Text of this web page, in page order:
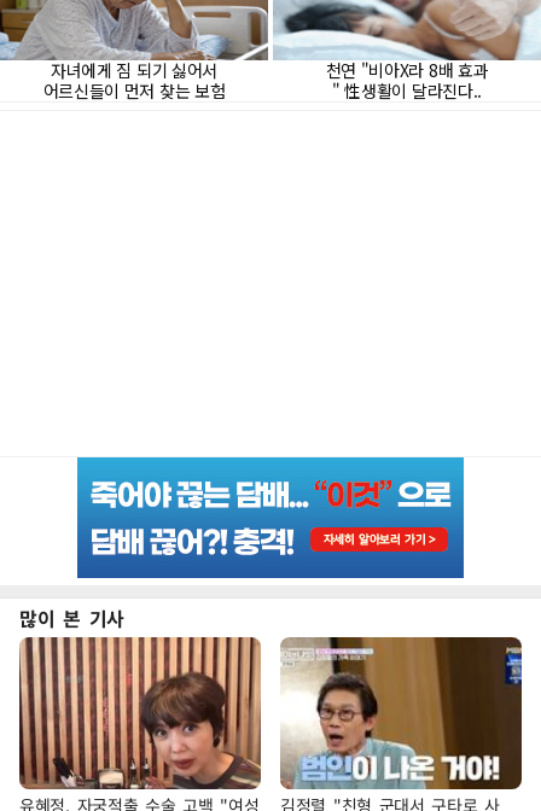
많이 본 기사
유혜정, 자궁적출 수술 고백 "여성 김정렬 "친형 군대서 구타로 사